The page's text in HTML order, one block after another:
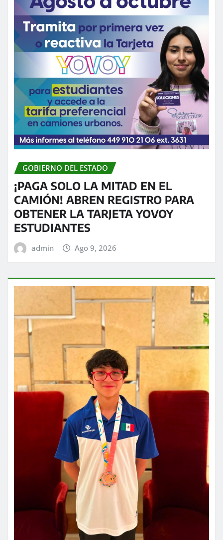
GOBIERNO DEL ESTADO
¡PAGA SOLO LA MITAD EN EL
CAMIÓN! ABREN REGISTRO PARA
OBTENER LA TARJETA YOVOY
ESTUDIANTES
admin Ago 9, 2026